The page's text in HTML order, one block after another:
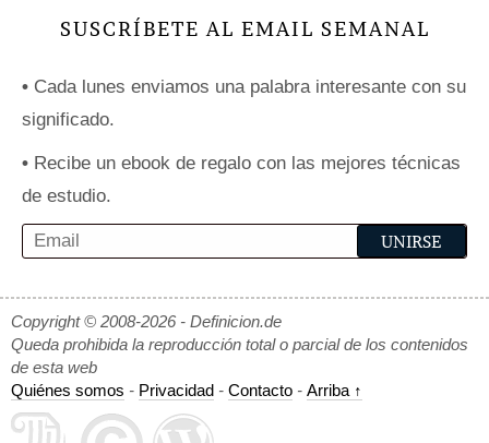
SUSCRÍBETE AL EMAIL SEMANAL
• Cada lunes enviamos una palabra interesante con su
significado.
• Recibe un ebook de regalo con las mejores técnicas
de estudio.
Copyright © 2008-2026 - Definicion.de
Queda prohibida la reproducción total o parcial de los contenidos
de esta web
Quiénes somos - Privacidad - Contacto - Arriba ↑